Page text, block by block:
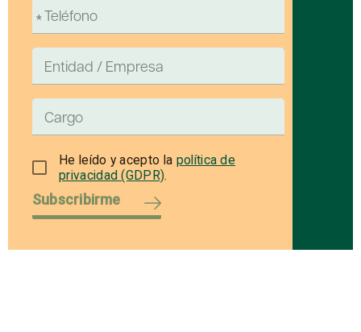
He leído y acepto la política de
privacidad (GDPR).
Subscribirme